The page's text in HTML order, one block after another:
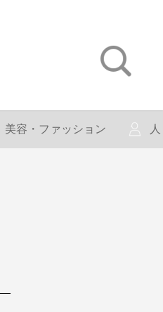
美容・ファッション 人